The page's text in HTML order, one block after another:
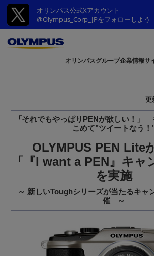
オリンパス公式Xアカウント
@Olympus_Corp_JPをフォローしよう
オリンパスグループ企業情報サ
更
「それでもやっぱりPENが欲しい！」
こめて"ツイートなう！
OLYMPUS PEN Lite
「『I want a PEN』キャ
を実施
～ 新しいToughシリーズが当たるキャ
催 ～